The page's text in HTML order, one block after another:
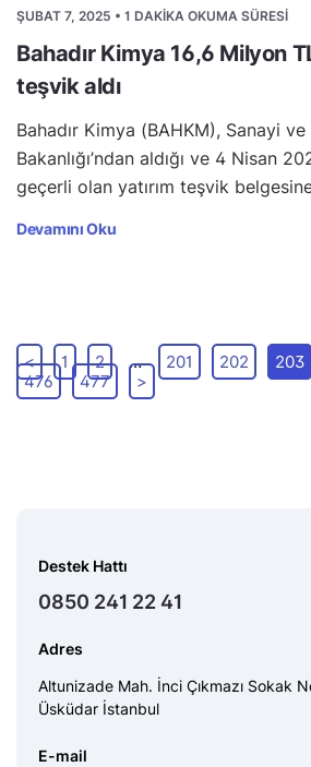
ŞUBAT 7, 2025 • 1 DAKIKA OKUMA SÜRESI
Bahadır Kimya 16,6 Milyon
teşvik aldı
Bahadır Kimya (BAHKM), Sanayi
Bakanlığı’ndan aldığı ve 4 Nisan
geçerli olan yatırım teşvik
Devamını Oku
< 1 2 … 201 202 203
476
477 >
Destek Hattı
0850 241 22 41
Adres
Altunizade Mah. İnci Çıkmazı Sokak
Üsküdar İstanbul
E-mail